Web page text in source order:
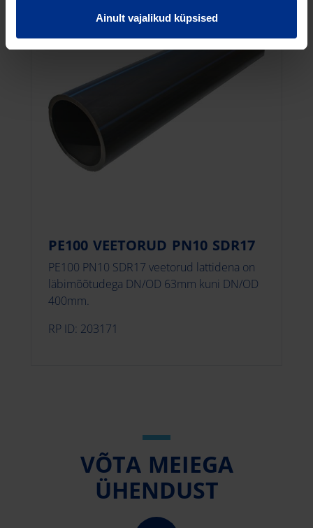
Ainult vajalikud küpsised
PE100 VEETORUD PN10 SDR17
PE100 PN10 SDR17 veetorud lattidena on
läbimõõtudega DN/OD 63mm kuni DN/OD
400mm.
RP ID: 203171
VÕTA MEIEGA
ÜHENDUST